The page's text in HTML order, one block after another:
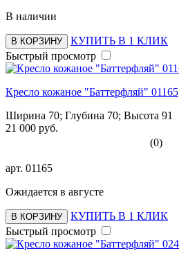
В наличии
В КОРЗИНУ
КУПИТЬ В 1 КЛИК
Быстрый просмотр
Кресло кожаное "Баттерфляй" 01165
Ширина 70; Глубина 70; Высота 91
21 000 руб.
(0)
арт. 01165
Ожидается в августе
В КОРЗИНУ
КУПИТЬ В 1 КЛИК
Быстрый просмотр